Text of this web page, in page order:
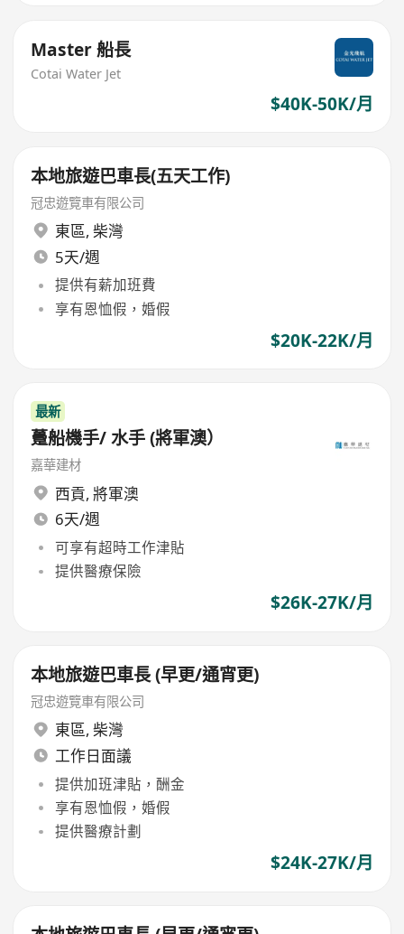
Master 船長
Cotai Water Jet
$40K-50K/月
本地旅遊巴車長(五天工作)
冠忠遊覽車有限公司
東區, 柴灣
5天/週
提供有薪加班費
享有恩恤假，婚假
$20K-22K/月
最新
躉船機手/ 水手 (將軍澳）
嘉華建材
西貢, 將軍澳
6天/週
可享有超時工作津貼
提供醫療保險
$26K-27K/月
本地旅遊巴車長 (早更/通宵更)
冠忠遊覽車有限公司
東區, 柴灣
工作日面議
提供加班津貼，酬金
享有恩恤假，婚假
提供醫療計劃
$24K-27K/月